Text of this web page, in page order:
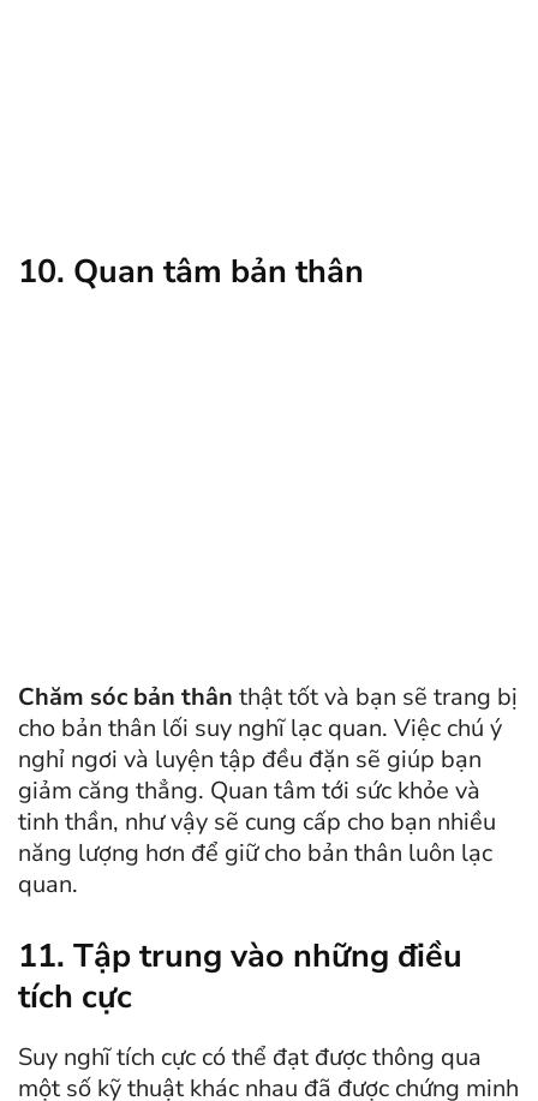
10. Quan tâm bản thân
Chăm sóc bản thân thật tốt và bạn sẽ trang bị
cho bản thân lối suy nghĩ lạc quan. Việc chú ý
nghỉ ngơi và luyện tập đều đặn sẽ giúp bạn
giảm căng thẳng. Quan tâm tới sức khỏe và
tinh thần, như vậy sẽ cung cấp cho bạn nhiều
năng lượng hơn để giữ cho bản thân luôn lạc
quan.
11. Tập trung vào những điều
tích cực
Suy nghĩ tích cực có thể đạt được thông qua
một số kỹ thuật khác nhau đã được chứng minh